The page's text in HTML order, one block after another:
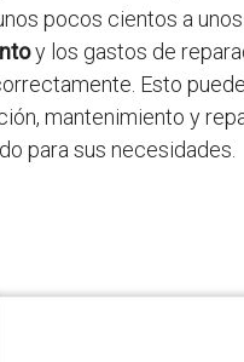
pocos cientos a
y los gastos de
Esto
mantenimiento y
para sus necesidades.